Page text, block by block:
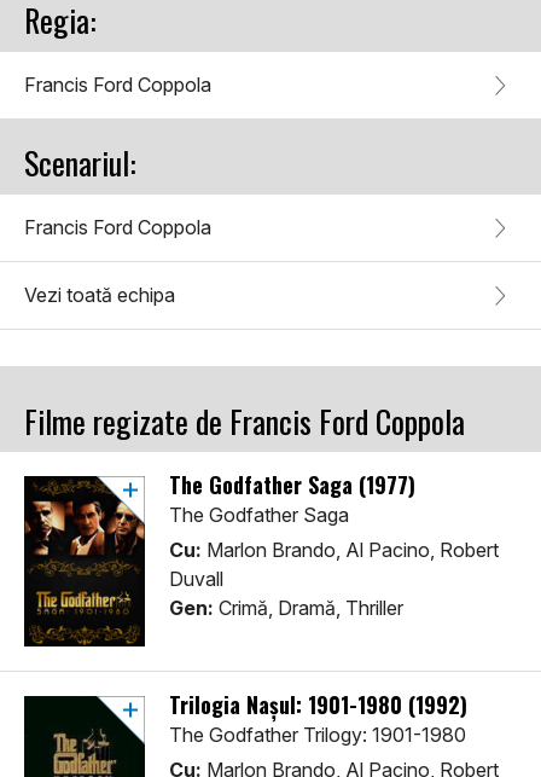
Regia:
Francis Ford Coppola
Scenariul:
Francis Ford Coppola
Vezi toată echipa
Filme regizate de Francis Ford Coppola
The Godfather Saga (1977)
The Godfather Saga
Cu: Marlon Brando, Al Pacino, Robert
Duvall
Gen: Crimă, Dramă, Thriller
Trilogia Nașul: 1901-1980 (1992)
The Godfather Trilogy: 1901-1980
Cu: Marlon Brando, Al Pacino, Robert